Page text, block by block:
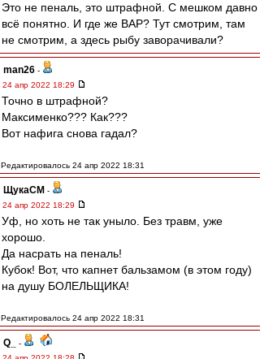
Это не пеналь, это штрафной. С мешком давно
всё понятно. И где же ВАР? Тут смотрим, там
не смотрим, а здесь рыбу заворачивали?
man26 -
24 апр 2022 18:29
Точно в штрафной?
Максименко??? Как???
Вот нафига снова гадал?
Редактировалось 24 апр 2022 18:31
ЩукаСМ -
24 апр 2022 18:29
Уф, но хоть не так уныло. Без травм, уже
хорошо.
Да насрать на пеналь!
Кубок! Вот, что капнет бальзамом (в этом году)
на душу БОЛЕЛЬЩИКА!
Редактировалось 24 апр 2022 18:31
Q_
-